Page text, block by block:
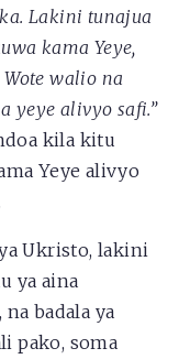
Lakini tunajua
kama Yeye,
walio na
yeye alivyo safi.”
kila kitu
Yeye alivyo
Ukristo, lakini
ya aina
badala ya
pako, soma